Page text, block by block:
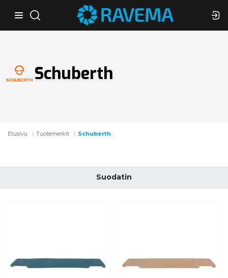
Etusivu Tuotemerkit Schuberth
Schuberth
Suodatin